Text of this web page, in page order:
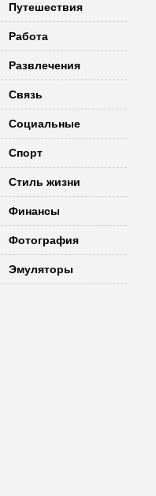
Путешествия
Работа
Развлечения
Связь
Социальные
Спорт
Стиль жизни
Финансы
Фотография
Эмуляторы